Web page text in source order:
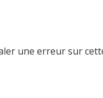
une erreur sur